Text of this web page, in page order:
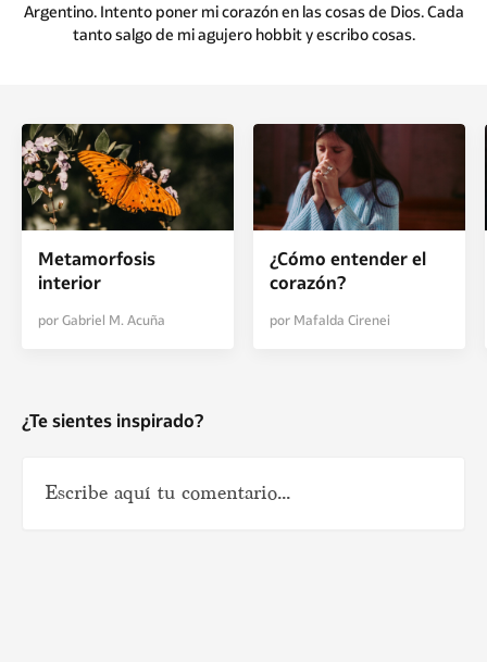
Argentino. Intento poner mi corazón en las cosas de Dios. Cada
tanto salgo de mi agujero hobbit y escribo cosas.
Metamorfosis
interior
por Gabriel M. Acuña
¿Cómo entender el
corazón?
por Mafalda Cirenei
¿Te sientes inspirado?